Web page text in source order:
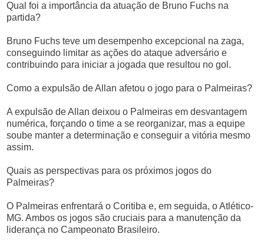
Qual foi a importância da atuação de Bruno Fuchs na
partida?
Bruno Fuchs teve um desempenho excepcional na zaga,
conseguindo limitar as ações do ataque adversário e
contribuindo para iniciar a jogada que resultou no gol.
Como a expulsão de Allan afetou o jogo para o Palmeiras?
A expulsão de Allan deixou o Palmeiras em desvantagem
numérica, forçando o time a se reorganizar, mas a equipe
soube manter a determinação e conseguir a vitória mesmo
assim.
Quais as perspectivas para os próximos jogos do
Palmeiras?
O Palmeiras enfrentará o Coritiba e, em seguida, o Atlético-
MG. Ambos os jogos são cruciais para a manutenção da
liderança no Campeonato Brasileiro.